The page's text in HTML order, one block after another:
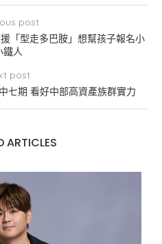
post
「型走多巴胺」想幫孩子報名小
鐵人
post
七期 看好中部高資產族群實力
ARTICLES